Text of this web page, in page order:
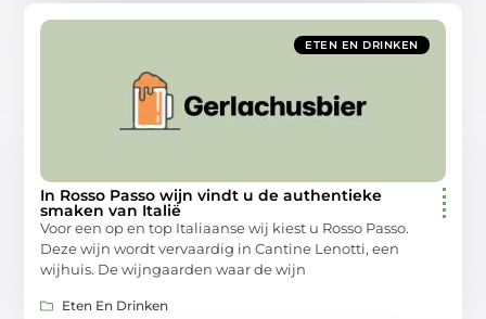
ETEN EN DRINKEN
In Rosso Passo wijn vindt u de authentieke
smaken van Italië
Voor een op en top Italiaanse wij kiest u Rosso Passo.
Deze wijn wordt vervaardig in Cantine Lenotti, een
wijhuis. De wijngaarden waar de wijn
Eten En Drinken